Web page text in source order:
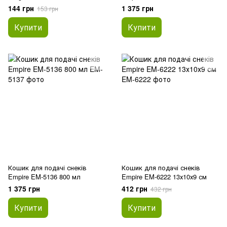
144 грн 153 грн
Купити
1 375 грн
Купити
Кошик для подачі снеків
Empire EM-5136 800 мл
1 375 грн
Купити
Кошик для подачі снеків
Empire EM-6222 13х10х9 см
412 грн 432 грн
Купити